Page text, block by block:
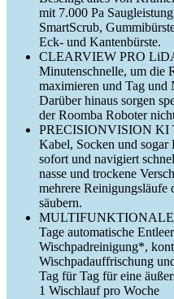
mit 7.000 Pa
SmartScrub,
Eck- und Kantenbürste.
CLEARVIEW PRO
Minutenschnelle, um die
maximieren und Tag und
Darüber hinaus sorgen
der Roomba Roboter
PRECISIONVISION KI
Kabel, Socken und sogar
sofort und navigiert
nasse und trockene
mehrere Reinigungsläufe
säubern.
Tage automatische
Wischpadreinigung*,
Wischpadauffrischung
Tag für Tag für eine
1 Wischlauf pro Woche